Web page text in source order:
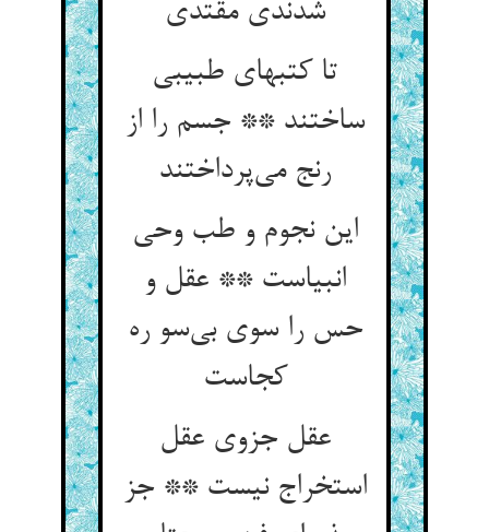
شدندی مقتدی
تا کتبهای طبیبی
ساختند ** جسم را از
رنج می‌پرداختند
این نجوم و طب وحی
انبیاست ** عقل و
حس را سوی بی‌سو ره
کجاست
عقل جزوی عقل
استخراج نیست ** جز